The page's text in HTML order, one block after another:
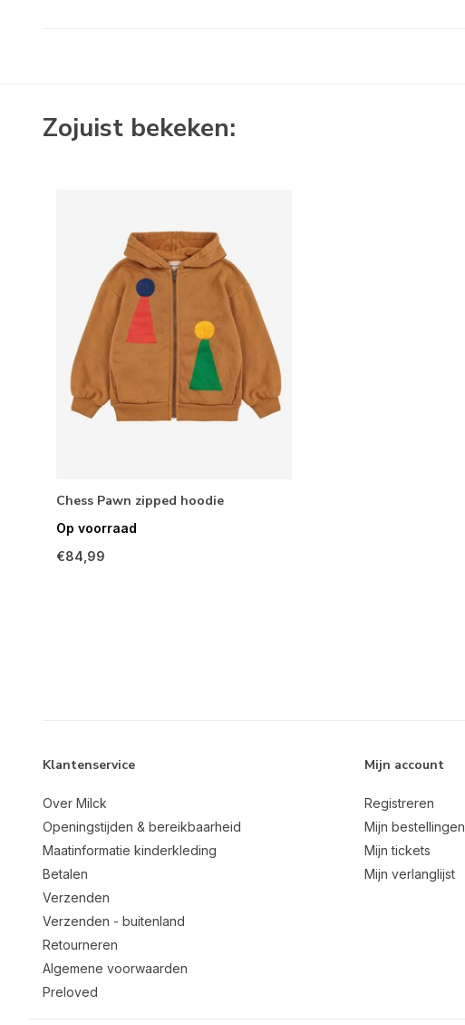
Zojuist bekeken:
Chess Pawn zipped hoodie
Op voorraad
€84,99
Klantenservice
Over Milck
Openingstijden & bereikbaarheid
Maatinformatie kinderkleding
Betalen
Verzenden
Verzenden - buitenland
Retourneren
Algemene voorwaarden
Preloved
Mijn account
Registreren
Mijn bestellingen
Mijn tickets
Mijn verlanglijst